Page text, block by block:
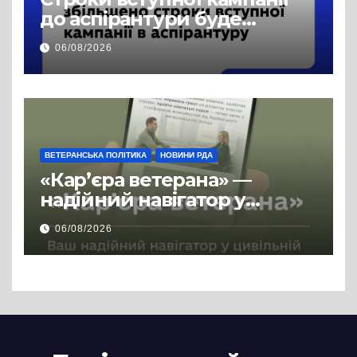
до аспірантури буде
продовжено
06/08/2026
ВЕТЕРАНСЬКА ПОЛІТИКА НОВИНИ РДА
«Кар’єра ветерана» —
надійний навігатор у
цивільній професії
06/08/2026